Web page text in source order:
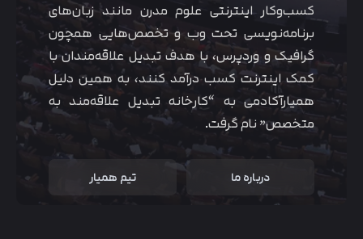
کسب‌و‌کار اینترنتی علوم مدرن مانند زبان‌های
برنامه‌نویسی تحت وب و تخصص‌هایی همچون
گرافیک و وردپرس، با هدف تبدیل علاقه‌مندان با
کمک اینترنت کسب درآمد کنند، به همین دلیل
همیارآکادمی به “کارخانه تبدیل علاقه‌مند به
متخصص” نام گرفت.
درباره ما تیم همیار
متوجه شدم